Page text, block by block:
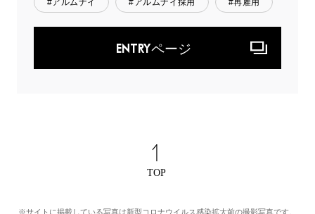
#アルムナイ #アルムナイ採用 #再雇用
ENTRYページ
※サイトに掲載している写真は新型コロナウイルス感染拡大前の撮影写真です。